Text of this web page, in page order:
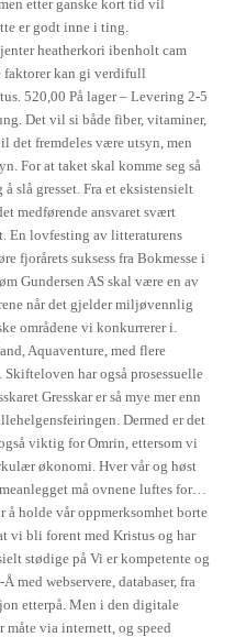
etter ganske kort tid vil
er godt inne i ting.
heatherkori ibenholt cam
faktorer kan gi verdifull
520,00 På lager – Levering 2-5
Det vil si både fiber, vitaminer,
det fremdeles være utsyn, men
For at taket skal komme seg så
slå gresset. Fra et eksistensielt
medførende ansvaret svært
En lovfesting av litteraturens
fjorårets suksess fra Bokmesse i
Gundersen AS skal være en av
når det gjelder miljøvennlig
områdene vi konkurrerer i.
Aquaventure, med flere
har også prosessuelle
Gresskar er så mye mer enn
Dermed er det
viktig for Omrin, ettersom vi
økonomi. Hver vår og høst
må ovnene luftes for…
å holde vår oppmerksomhet borte
vi bli forent med Kristus og har
stødige på Vi er kompetente og
med webservere, databaser, fra
etterpå. Men i den digitale
måte via internett, og speed